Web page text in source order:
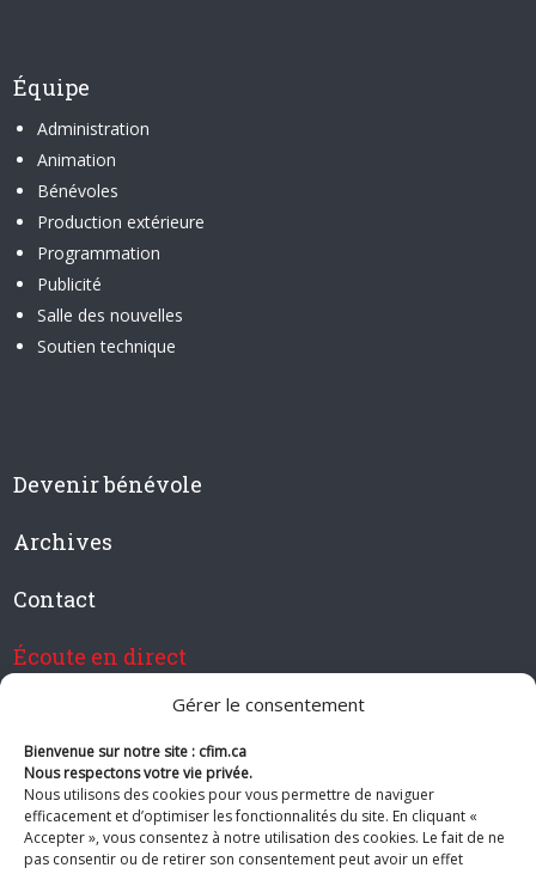
Gérer le consentement
Bienvenue sur notre site : cfim.ca
Nous respectons votre vie privée.
Nous utilisons des cookies pour vous permettre de naviguer
efficacement et d’optimiser les fonctionnalités du site. En cliquant «
Accepter », vous consentez à notre utilisation des cookies. Le fait de ne
pas consentir ou de retirer son consentement peut avoir un effet
Équipe
Administration
Animation
Bénévoles
Production extérieure
Programmation
Publicité
Salle des nouvelles
Soutien technique
Devenir bénévole
Archives
Contact
Écoute en direct
Devenir membre de CFIM